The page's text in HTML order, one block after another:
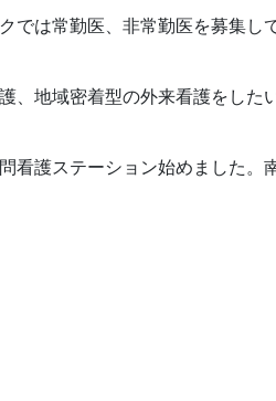
では常勤医、非常勤医を募集し
、地域密着型の外来看護をした
看護ステーション始めました。